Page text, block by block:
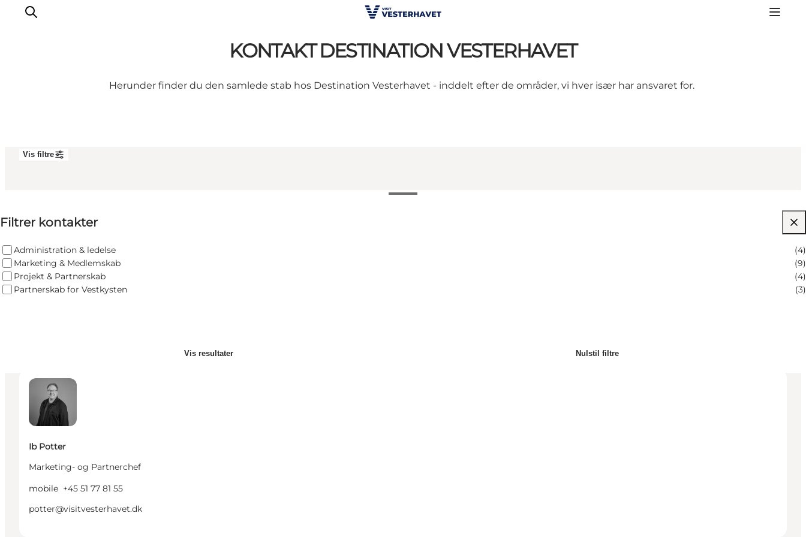
Mad & Overnatning
KONTAKT DESTINATION VESTERHAVET
Herunder finder du den samlede stab hos Destination Vesterhavet - inddelt efter de områder, vi hver især har ansvaret for.
Vis filtre
Filtrer kontakter
Administration & ledelse (4)
Marketing & Medlemskab
(9)
Projekt & Partnerskab
(4)
Partnerskab for Vestkysten
(3)
Vis resultater Nulstil filtre
Majken Graver
Direktør
Ib Potter
Marketing- og Partnerchef
mobile +45 51 77 81 55
potter@visitvesterhavet.dk